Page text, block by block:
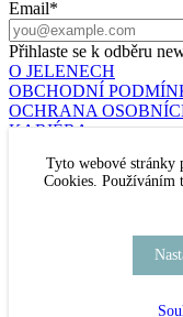
Email*
Přihlaste se k odběru
O JELENECH
OBCHODNÍ
OCHRANA
KARIÉRA
Nastavení cookies
JELENÍ ŠPERKY
TEL. +420 777 432 504
Tyto webové stránky
Cookies. Používáním